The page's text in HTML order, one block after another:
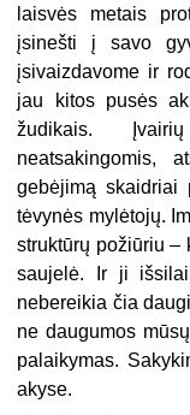
laisvės metais
įsinešti į savo
įsivaizdavome ir
jau kitos pusės
žudikais.
neatsakingomis,
gebėjimą skaidriai
tėvynės mylėtojų.
struktūrų požiūriu –
saujelė. Ir ji
nebereikia čia
ne daugumos
palaikymas.
akyse.